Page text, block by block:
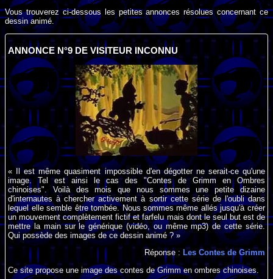
Vous trouverez ci-dessous les petites annonces résolues concernant ce
dessin animé.
ANNONCE N°9 DE VISITEUR INCONNU
« Il est même quasiment impossible d'en dégotter ne serait-ce qu'une
image. Tel est ainsi le cas des "Contes de Grimm en Ombres
chinoises". Voilà des mois que nous sommes une petite dizaine
d'internautes à chercher activement à sortir cette série de l'oubli dans
lequel elle semble être tombée. Nous sommes même allés jusqu'à créer
un mouvement complètement fictif et farfelu mais dont le seul but est de
mettre la main sur le générique (vidéo, ou même mp3) de cette série.
Qui possède des images de ce dessin animé ? »
Réponse : Les Contes de Grimm
Ce site propose une image des contes de Grimm en ombres chinoises.